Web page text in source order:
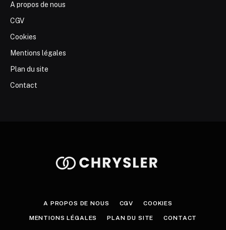
A propos de nous
CGV
Cookies
Mentions légales
Plan du site
Contact
A PROPOS DE NOUS CGV COOKIES
MENTIONS LÉGALES PLAN DU SITE CONTACT